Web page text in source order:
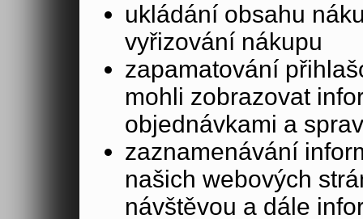
ukládání obsahu
vyřizování nákupu
zapamatování
mohli zobrazovat
objednávkami a
zaznamenávání
našich webových
návštěvou a dále